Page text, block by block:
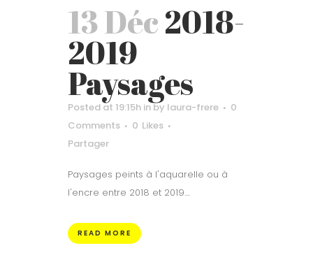
13 Déc2018-
2019
Paysages
Posted at 19:15h inby laura-frere
0
Comments
0 Likes
Partager
Paysages peints à l'aquarelle ou à
l'encre entre 2018 et 2019....
READ MORE